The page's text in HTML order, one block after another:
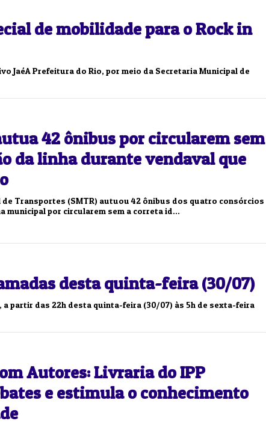
de mobilidade para o Rock in
JaéA Prefeitura do Rio, por meio da Secretaria Municipal de
42 ônibus por circularem sem
da linha durante vendaval que
de Transportes (SMTR) autuou 42 ônibus dos quatro consórcios
municipal por circularem sem a correta id...
desta quinta-feira (30/07)
a partir das 22h desta quinta-feira (30/07) às 5h de sexta-feira
Autores: Livraria do IPP
e estimula o conhecimento